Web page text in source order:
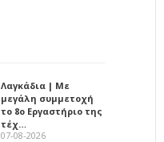
Λαγκάδια | Με
μεγάλη συμμετοχή
το 8ο Εργαστήριο της
τέχ…
07-08-2026